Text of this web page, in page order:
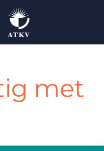
main content
met